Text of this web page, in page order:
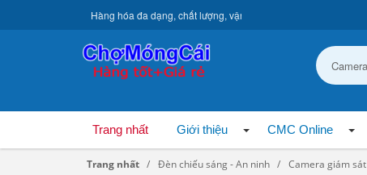
Hàng hóa đa dạng, chất lượng, vận chuyển toàn quốc.
Trang nhất Giới thiệu CMC Online
Trang nhất Đèn chiếu sáng - An ninh Camera giám sát